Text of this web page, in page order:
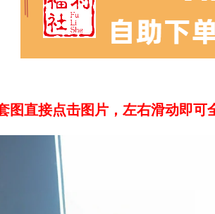
图直接点击图片，左右滑动即可